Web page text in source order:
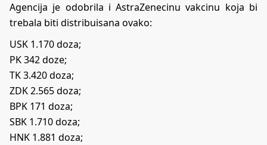
Agencija je odobrila i AstraZenecinu vakcinu koja bi
trebala biti distribuisana ovako:
USK 1.170 doza;
PK 342 doze;
TK 3.420 doza;
ZDK 2.565 doza;
BPK 171 doza;
SBK 1.710 doza;
HNK 1.881 doza;